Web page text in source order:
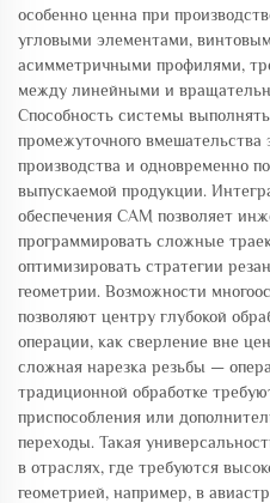
особенно ценна при
угловыми элементами,
асимметричными профилями,
между линейными и
Способность системы
промежуточного
производства и одновременно
выпускаемой продукции.
обеспечения CAM позволяет
программировать сложные
оптимизировать стратегии
геометрии. Возможности
позволяют центру глубокой
операции, как сверление вне
сложная нарезка резьбы —
традиционной обработке
приспособления или
переходы. Такая
в отраслях, где требуются
геометрией, например, в